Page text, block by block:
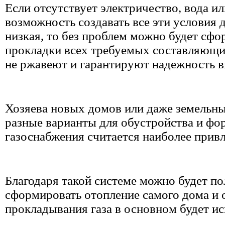
Если отсутствует электричество, вода
возможность создавать все эти условия
низкая, то без проблем можно будет
прокладки всех требуемых
не ржавеют и гарантируют надежность
Хозяева новых домов или даже
разные варианты для обустройства и
газоснабжения считается наиболее
Благодаря такой системе можно будет
сформировать отопление самого дома
прокладывания газа в основном будет